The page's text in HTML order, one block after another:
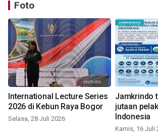
Foto
International Lecture Series
2026 di Kebun Raya Bogor
Selasa, 28 Juli 2026
Jamkrindo
jutaan
Indonesia
Kamis, 16 Juli